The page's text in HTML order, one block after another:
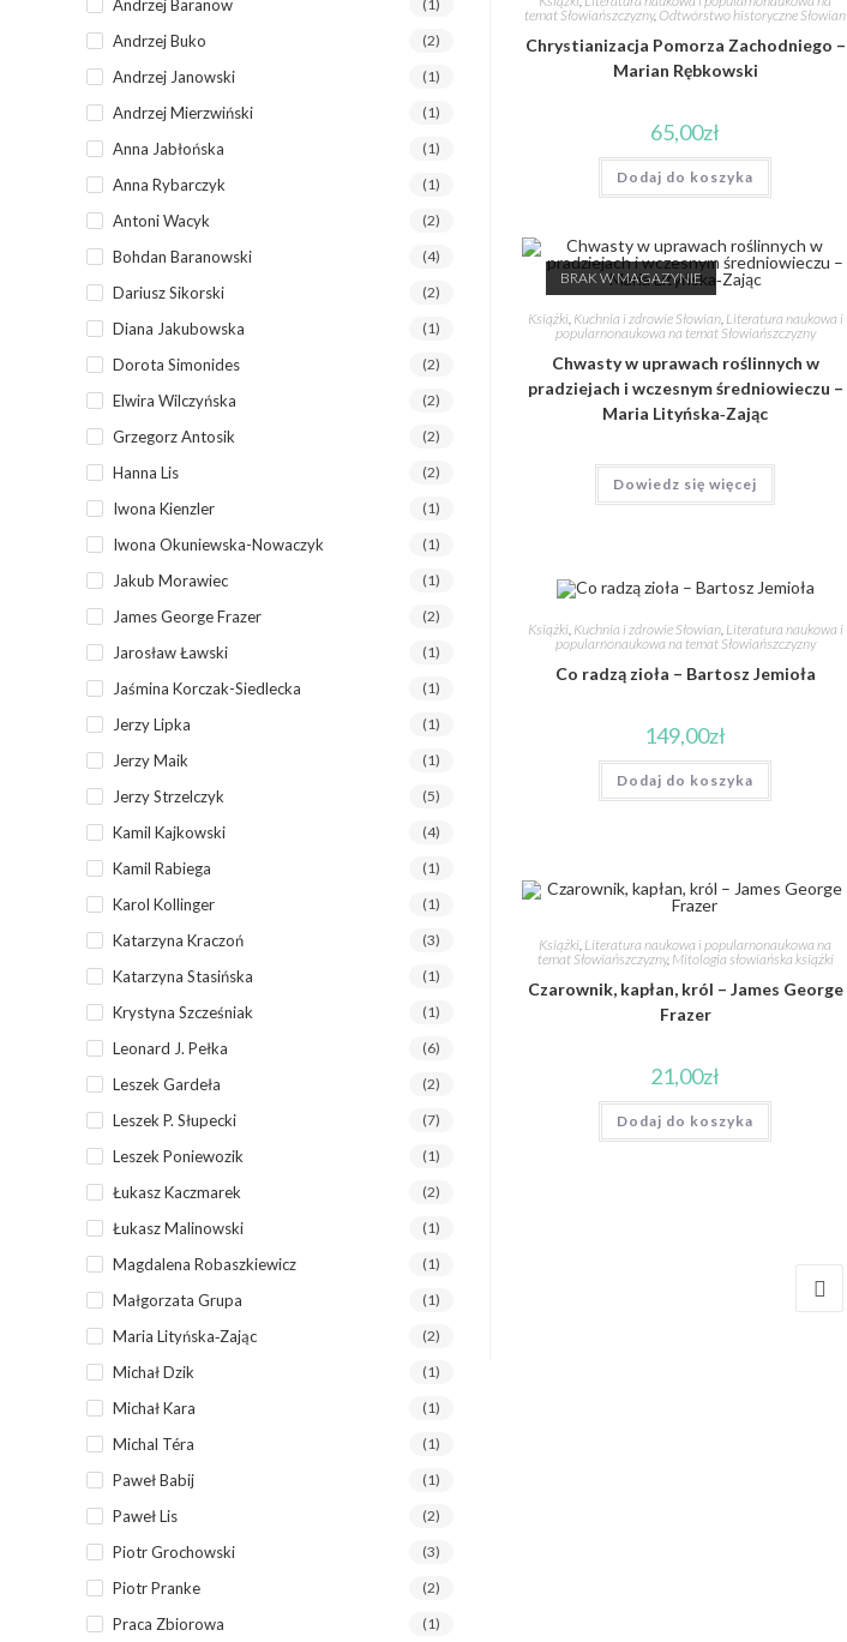
temat Słowiańszczyzny, Odtwórstwo historyczne Słowian
Chrystianizacja Pomorza Zachodniego –
Marian Rębkowski
65,00zł
Dodaj do koszyka
BRAK W MAGAZYNIE
Książki, Kuchnia i zdrowie Słowian, Literatura naukowa i
popularnonaukowa na temat Słowiańszczyzny
Chwasty w uprawach roślinnych w
pradziejach i wczesnym średniowieczu –
Maria Lityńska‐Zając
Dowiedz się więcej
Książki, Kuchnia i zdrowie Słowian, Literatura naukowa i
popularnonaukowa na temat Słowiańszczyzny
Co radzą zioła – Bartosz Jemioła
149,00zł
Dodaj do koszyka
Książki Literatura naukowa i popularnonaukowa na
temat Słowiańszczyzny, Mitologia słowiańska książki
Czarownik, kapłan, król – James George
Frazer
21,00zł
Dodaj do koszyka
Andrzej Baranow (1)
Andrzej Buko (2)
Andrzej Janowski (1)
Andrzej Mierzwiński (1)
Anna Jabłońska (1)
Anna Rybarczyk (1)
Antoni Wacyk (2)
Bohdan Baranowski (4)
Dariusz Sikorski (2)
Diana Jakubowska (1)
Dorota Simonides (2)
Elwira Wilczyńska (2)
Grzegorz Antosik (2)
Hanna Lis (2)
Iwona Kienzler (1)
Iwona Okuniewska-Nowaczyk (1)
Jakub Morawiec (1)
James George Frazer (2)
Jarosław Ławski (1)
Jaśmina Korczak-Siedlecka (1)
Jerzy Lipka (1)
Jerzy Maik (1)
Jerzy Strzelczyk (5)
Kamil Kajkowski (4)
Kamil Rabiega (1)
Karol Kollinger (1)
Katarzyna Kraczoń (3)
Katarzyna Stasińska (1)
Krystyna Szcześniak (1)
Leonard J. Pełka (6)
Leszek Gardeła (2)
Leszek P. Słupecki (7)
Leszek Poniewozik (1)
Łukasz Kaczmarek (2)
Łukasz Malinowski (1)
Magdalena Robaszkiewicz (1)
Małgorzata Grupa (1)
Maria Lityńska‐Zając (2)
Michał Dzik (1)
Michał Kara (1)
Michal Téra (1)
Paweł Babij (1)
Paweł Lis (2)
Piotr Grochowski (3)
Piotr Pranke (2)
Praca Zbiorowa (1)